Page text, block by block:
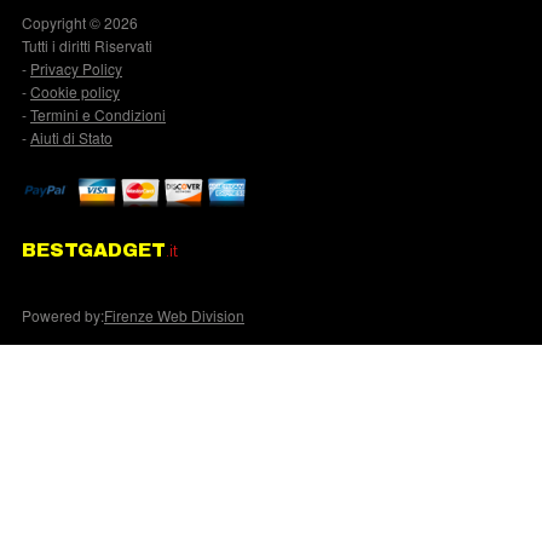
Copyright © 2026
Tutti i diritti Riservati
- Privacy Policy
-Cookie policy
-Termini e Condizioni
-Aiuti di Stato
BESTGADGET.it
Powered by:Firenze Web Division